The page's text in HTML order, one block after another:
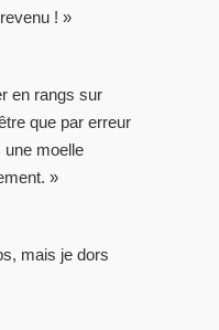
! »
en rangs sur
que par erreur
une moelle
»
mais je dors